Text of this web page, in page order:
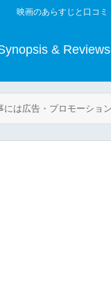
映画のあらすじと口コミ
&
には広告・プロモーショ